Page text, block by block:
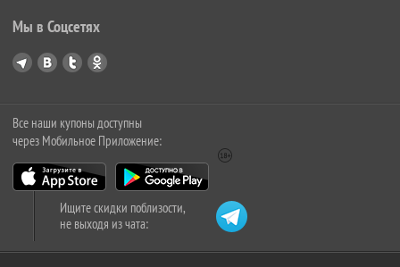
Мы в Соцсетях
Все наши купоны доступны
через Мобильное Приложение:
Ищите скидки поблизости,
не выходя из чата: